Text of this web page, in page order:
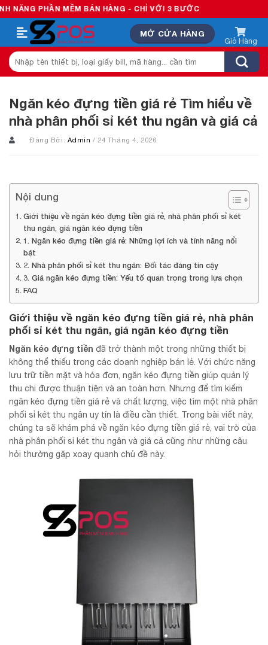
Skip
to
content
MỀM BÁN HÀNG - CHỈ VỚI 3 BƯỚC
MỞ CỬA HÀNG
Tìm
kiếm:
Ngăn kéo đựng tiền giá rẻ Tìm hiểu về
nhà phân phối sỉ két thu ngân và giá cả
Đăng Bởi: Admin/ 24 Tháng 4, 2026
Nội dung
Giới thiệu về ngăn kéo đựng tiền giá rẻ, nhà phân phối sỉ két
thu ngân, giá ngăn kéo đựng tiền
1. Ngăn kéo đựng tiền giá rẻ: Những lợi ích và tính năng nổi
bật
2. Nhà phân phối sỉ két thu ngân: Đối tác đáng tin cậy
3. Giá ngăn kéo đựng tiền: Yếu tố quan trọng trong lựa chọn
FAQ
Giới thiệu về ngăn kéo đựng tiền giá rẻ, nhà phân
phối sỉ két thu ngân, giá ngăn kéo đựng tiền
Ngăn kéo đựng tiền đã trở thành một trong những thiết bị
không thể thiếu trong các doanh nghiệp bán lẻ. Với chức năng
lưu trữ tiền mặt và hóa đơn, ngăn kéo đựng tiền giúp quản lý
thu chi được thuận tiện và an toàn hơn. Nhưng để tìm kiếm
ngăn kéo đựng tiền giá rẻ và chất lượng, việc tìm một nhà phân
phối sỉ két thu ngân uy tín là điều cần thiết. Trong bài viết này,
chúng ta sẽ khám phá về ngăn kéo đựng tiền giá rẻ, vai trò của
nhà phân phối sỉ két thu ngân và giá cả cũng như những câu
hỏi thường gặp xoay quanh chủ đề này.